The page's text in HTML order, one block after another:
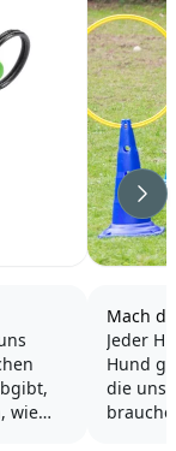
wie
Mach
Jeder
Hund
die